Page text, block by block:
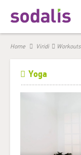
Home Viridi Workouts
Yoga